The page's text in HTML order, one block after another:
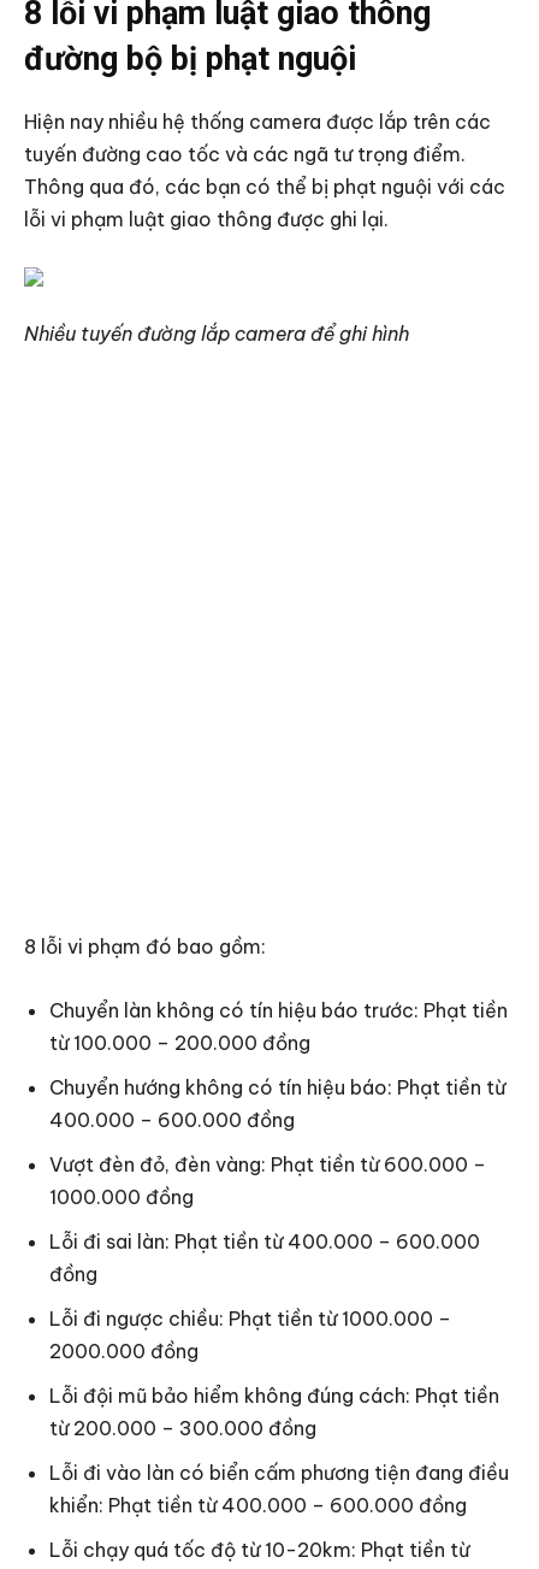
8 lỗi vi phạm luật giao thông
đường bộ bị phạt nguội
Hiện nay nhiều hệ thống camera được lắp trên các
tuyến đường cao tốc và các ngã tư trọng điểm.
Thông qua đó, các bạn có thể bị phạt nguội với các
lỗi vi phạm luật giao thông được ghi lại.
Nhiều tuyến đường lắp camera để ghi hình
8 lỗi vi phạm đó bao gồm:
Chuyển làn không có tín hiệu báo trước: Phạt tiền
từ 100.000 – 200.000 đồng
Chuyển hướng không có tín hiệu báo: Phạt tiền từ
400.000 – 600.000 đồng
Vượt đèn đỏ, đèn vàng: Phạt tiền từ 600.000 –
1000.000 đồng
Lỗi đi sai làn: Phạt tiền từ 400.000 – 600.000
đồng
Lỗi đi ngược chiều: Phạt tiền từ 1000.000 –
2000.000 đồng
Lỗi đội mũ bảo hiểm không đúng cách: Phạt tiền
từ 200.000 – 300.000 đồng
Lỗi đi vào làn có biển cấm phương tiện đang điều
khiển: Phạt tiền từ 400.000 – 600.000 đồng
Lỗi chạy quá tốc độ từ 10-20km: Phạt tiền từ